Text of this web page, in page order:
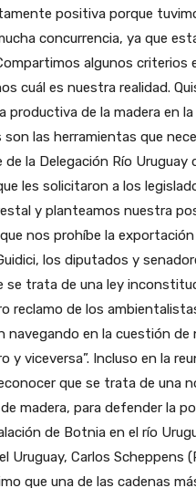
positiva porque
concurrencia, ya que
algunos criterios
cuál es nuestra realidad.
productiva de la madera en
las herramientas que
de la Delegación Río Uruguay
les solicitaron a los
y planteamos nuestra
nos prohíbe la exportación
los diputados y
se trata de una ley
reclamo de los
navegando en la cuestión
y viceversa”. Incluso en la
que se trata de una
madera, para defender la
de Botnia en el río
Uruguay, Carlos Scheppens
que una de las cadenas